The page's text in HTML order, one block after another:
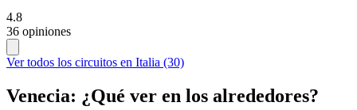
4.8
36 opiniones
Ver todos los circuitos en Italia (30)
Venecia: ¿Qué ver en los alrededores?